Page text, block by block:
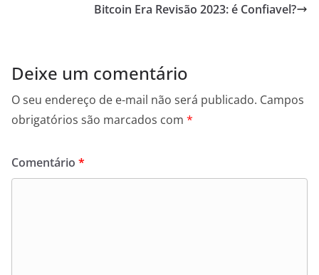
Bitcoin Era Revisão 2023: é Confiavel?
Deixe um comentário
O seu endereço de e-mail não será publicado. Campos
obrigatórios são marcados com *
Comentário *